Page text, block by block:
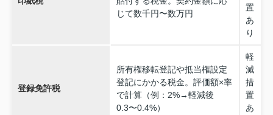
じて数千円〜数万円
置
あ
り
登録免許税
所有権移転登記や抵当権設定
登記にかかる税金。評価額×率
で計算（例：2%→軽減後
0.3〜0.4%）
軽
減
措
置
あ